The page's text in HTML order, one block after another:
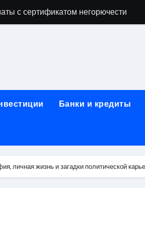
с сертификатом негорючести
лотков для хранения
информация о
Банки и кредиты
личная жизнь и загадки политической